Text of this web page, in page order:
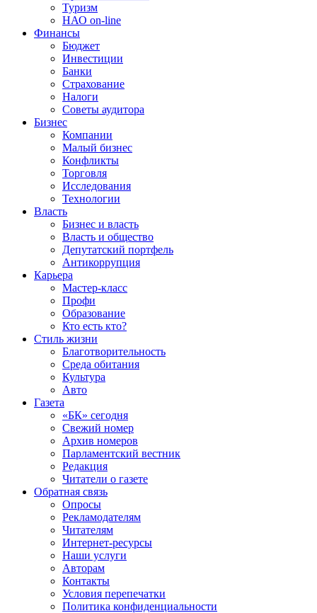
Туризм
НАО on-line
Финансы
Бюджет
Инвестиции
Банки
Страхование
Налоги
Советы аудитора
Бизнес
Компании
Малый бизнес
Конфликты
Торговля
Исследования
Технологии
Власть
Бизнес и власть
Власть и общество
Депутатский портфель
Антикоррупция
Карьера
Мастер-класс
Профи
Образование
Кто есть кто?
Стиль жизни
Благотворительность
Среда обитания
Культура
Авто
Газета
«БК» сегодня
Свежий номер
Архив номеров
Парламентский вестник
Редакция
Читатели о газете
Обратная связь
Опросы
Рекламодателям
Читателям
Интернет-ресурсы
Наши услуги
Авторам
Контакты
Условия перепечатки
Политика конфиденциальности